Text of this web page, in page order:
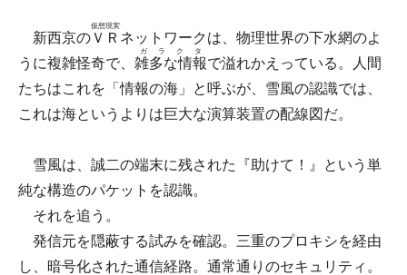
新西京のＶＲ
仮想現実
ネットワークは、物理世界の下水網のよ
うに複雑怪奇で、 雑多な情報
ガラクタ
で溢れかえっている。人間
たちはこれを「情報の海」と呼ぶが、雪風の認識では、
これは海というよりは巨大な演算装置の配線図だ。
雪風は、誠二の端末に残された『助けて！』という単
純な構造のパケットを認識。
それを追う。
発信元を隠蔽する試みを確認。三重のプロキシを経由
し、暗号化された通信経路。通常通りのセキュリティ。